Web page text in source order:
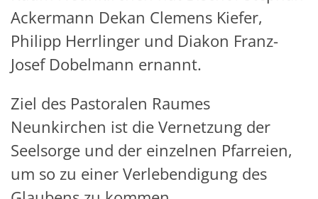
Ackermann Dekan Clemens Kiefer,
Philipp Herrlinger und Diakon Franz-
Josef Dobelmann ernannt.
Ziel des Pastoralen Raumes
Neunkirchen ist die Vernetzung der
Seelsorge und der einzelnen Pfarreien,
um so zu einer Verlebendigung des